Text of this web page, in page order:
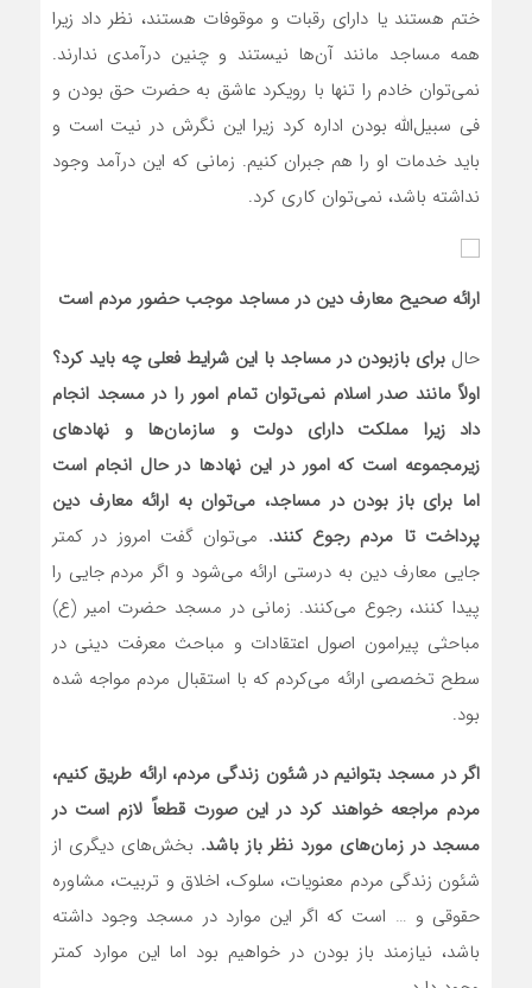
ختم هستند یا دارای رقبات و موقوفات هستند، نظر داد زیرا
همه مساجد مانند آن‌ها نیستند و چنین درآمدی ندارند.
نمی‌توان خادم را تنها با رویکرد عاشق به حضرت حق بودن و
فی سبیل‌الله بودن اداره کرد زیرا این نگرش در نیت است و
باید خدمات او را هم جبران کنیم. زمانی که این درآمد وجود
نداشته باشد، نمی‌توان کاری کرد.
ارائه صحیح معارف دین در مساجد موجب حضور مردم است
حال برای بازبودن در مساجد با این شرایط فعلی چه باید کرد؟
اولاً مانند صدر اسلام نمی‌توان تمام امور را در مسجد انجام
داد زیرا مملکت دارای دولت و سازمان‌ها و نهادهای
زیرمجموعه است که امور در این نهادها در حال انجام است
اما برای باز بودن در مساجد، می‌توان به ارائه معارف دین
پرداخت تا مردم رجوع کنند. می‌توان گفت امروز در کمتر
جایی معارف دین به درستی ارائه می‌شود و اگر مردم جایی را
پیدا کنند، رجوع می‌کنند. زمانی در مسجد حضرت امیر (ع)
مباحثی پیرامون اصول اعتقادات و مباحث معرفت دینی در
سطح تخصصی ارائه می‌کردم که با استقبال مردم مواجه شده
بود.
اگر در مسجد بتوانیم در شئون زندگی مردم، ارائه طریق کنیم،
مردم مراجعه خواهند کرد در این صورت قطعاً لازم است در
مسجد در زمان‌های مورد نظر باز باشد. بخش‌های دیگری از
شئون زندگی مردم معنویات، سلوک، اخلاق و تربیت، مشاوره
حقوقی و … است که اگر این موارد در مسجد وجود داشته
باشد، نیازمند باز بودن در خواهیم بود اما این موارد کمتر